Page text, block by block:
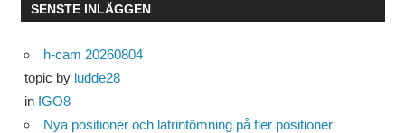
SENSTE INLÄGGEN
h-cam 20260804
topic by ludde28
in IGO8
Nya positioner och latrintömning på fler positioner